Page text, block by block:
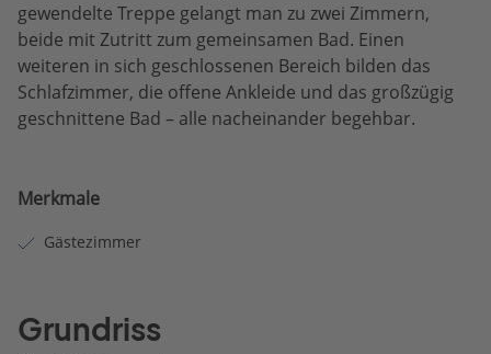
gewendelte Treppe gelangt man zu zwei Zimmern,
beide mit Zutritt zum gemeinsamen Bad. Einen
weiteren in sich geschlossenen Bereich bilden das
Schlafzimmer, die offene Ankleide und das großzügig
geschnittene Bad – alle nacheinander begehbar.
Merkmale
Gästezimmer
Grundriss